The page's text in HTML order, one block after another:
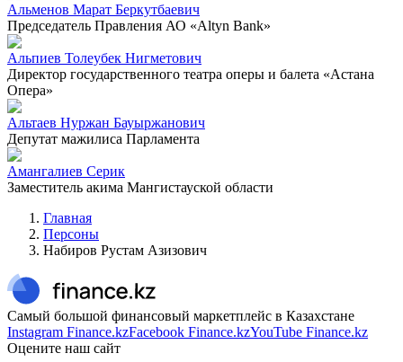
Альменов Марат Беркутбаевич
Председатель Правления АО «Altyn Bank»
Альпиев Толеубек Нигметович
Директор государственного театра оперы и балета «Астана
Опера»
Альтаев Нуржан Бауыржанович
Депутат мажилиса Парламента
Амангалиев Серик
Заместитель акима Мангистауской области
Главная
Персоны
Набиров Рустам Азизович
Самый большой финансовый маркетплейс в Казахстане
Instagram Finance.kzFacebook Finance.kzYouTube Finance.kz
Оцените наш сайт